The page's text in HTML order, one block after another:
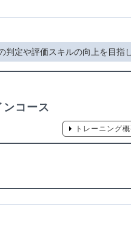
判定や評価スキルの向上を目指
コース
トレーニング